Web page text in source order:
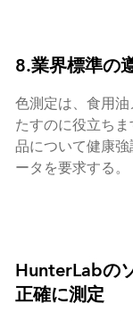
8.業界標準の
色測定は、食用
たすのに役立ち
品について健康
ータを要求する。
HunterLabの
正確に測定